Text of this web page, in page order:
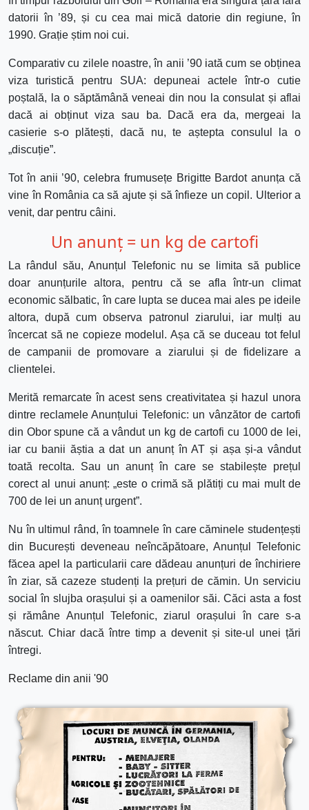
datorii în ’89, și cu cea mai mică datorie din regiune, în
1990. Grație știm noi cui.
Comparativ cu zilele noastre, în anii ’90 iată cum se obținea
viza turistică pentru SUA: depuneai actele într-o cutie
poștală, la o săptămână veneai din nou la consulat și aflai
dacă ai obținut viza sau ba. Dacă era da, mergeai la
casierie s-o plătești, dacă nu, te aștepta consulul la o
„discuție”.
Tot în anii ’90, celebra frumusețe Brigitte Bardot anunța că
vine în România ca să ajute și să înfieze un copil. Ulterior a
venit, dar pentru câini.
Un anunț = un kg de cartofi
La rândul său, Anunțul Telefonic nu se limita să publice
doar anunțurile altora, pentru că se afla într-un climat
economic sălbatic, în care lupta se ducea mai ales pe ideile
altora, după cum observa patronul ziarului, iar mulți au
încercat să ne copieze modelul. Așa că se duceau tot felul
de campanii de promovare a ziarului și de fidelizare a
clientelei.
Merită remarcate în acest sens creativitatea și hazul unora
dintre reclamele Anunțului Telefonic: un vânzător de cartofi
din Obor spune că a vândut un kg de cartofi cu 1000 de lei,
iar cu banii ăștia a dat un anunț în AT și așa și-a vândut
toată recolta. Sau un anunț în care se stabilește prețul
corect al unui anunț: „este o crimă să plătiți cu mai mult de
700 de lei un anunț urgent”.
Nu în ultimul rând, în toamnele în care căminele studențești
din București deveneau neîncăpătoare, Anunțul Telefonic
făcea apel la particularii care dădeau anunțuri de închiriere
în ziar, să cazeze studenți la prețuri de cămin. Un serviciu
social în slujba orașului și a oamenilor săi. Căci asta a fost
și rămâne Anunțul Telefonic, ziarul orașului în care s-a
născut. Chiar dacă între timp a devenit și site-ul unei țări
întregi.
Reclame din anii '90